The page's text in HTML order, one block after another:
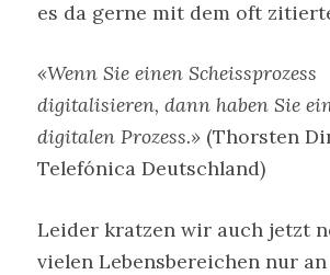
es da gerne mit dem oft
«Wenn Sie einen Scheissprozess
digitalisieren, dann haben Sie
digitalen Prozess.» (Thorsten
Telefónica Deutschland)
Leider kratzen wir auch jetzt
vielen Lebensbereichen nur